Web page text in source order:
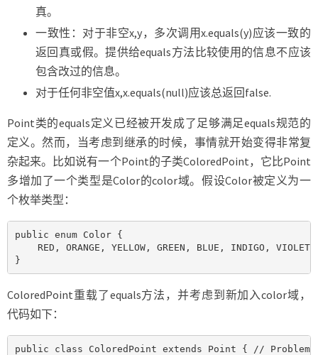
真。
一致性：对于非空x,y，多次调用x.equals(y)应该一致的
返回真或假。提供给equals方法比较使用的信息不应该
包含改过的信息。
对于任何非空值x,x.equals(null)应该总返回false.
Point类的equals定义已经被开发成了足够满足equals规范的
定义。然而，当考虑到继承的时候，事情就开始变得非常复
杂起来。比如说有一个Point的子类ColoredPoint，它比Point
多增加了一个类型是Color的color域。假设Color被定义为一
个枚举类型：
public enum Color {
    RED, ORANGE, YELLOW, GREEN, BLUE, INDIGO, VIOLET;
}
ColoredPoint重载了equals方法，并考虑到新加入color域，
代码如下：
public class ColoredPoint extends Point { // Problem: